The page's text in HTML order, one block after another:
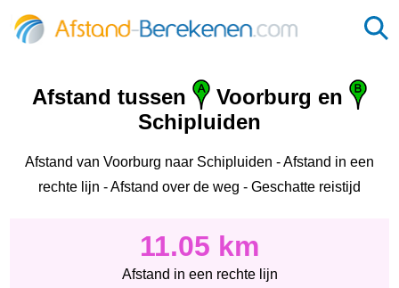
Afstand tussen
Voorburg en
Schipluiden
Afstand van Voorburg naar Schipluiden - Afstand in een
rechte lijn - Afstand over de weg - Geschatte reistijd
11.05 km
Afstand in een rechte lijn